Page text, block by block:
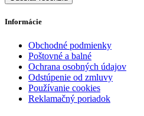
Informácie
Obchodné podmienky
Poštovné a balné
Ochrana osobných údajov
Odstúpenie od zmluvy
Používanie cookies
Reklamačný poriadok